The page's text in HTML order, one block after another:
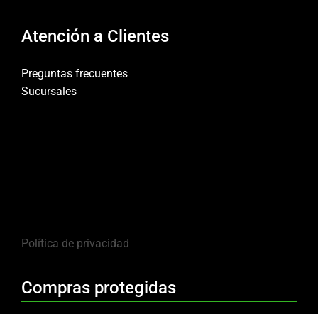
Atención a Clientes
Preguntas frecuentes
Sucursales
Política de privacidad
Compras protegidas